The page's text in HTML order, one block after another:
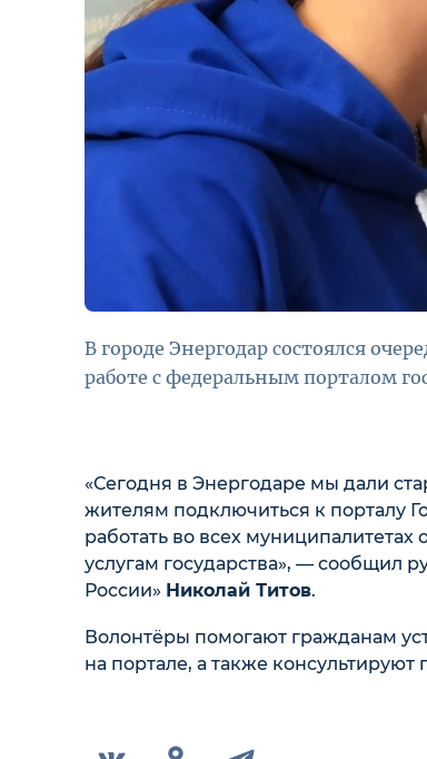
В городе Энергодар состоялся
работе с федеральным порталом
«Сегодня в Энергодаре мы дали
жителям подключиться к порталу
работать во всех
услугам государства», — сообщил
России» Николай Титов.
Волонтёры помогают гражданам
на портале, а также